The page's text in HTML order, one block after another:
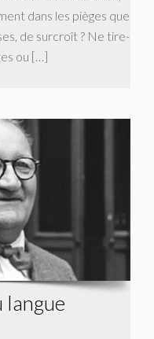
dans les pièges que
de surcroît ? Ne tire-
ou […]
langue